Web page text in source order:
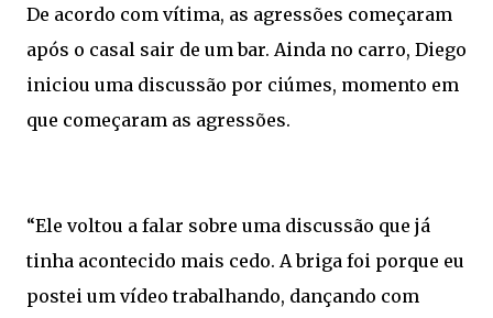
De acordo com vítima, as agressões começaram
após o casal sair de um bar. Ainda no carro, Diego
iniciou uma discussão por ciúmes, momento em
que começaram as agressões.
“Ele voltou a falar sobre uma discussão que já
tinha acontecido mais cedo. A briga foi porque eu
postei um vídeo trabalhando, dançando com